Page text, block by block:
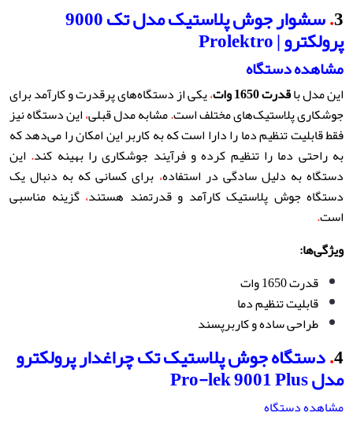
3
. سشوار جوش پلاستیک مدل تک 9000
پرولکترو| Prolektro
مشاهده دستگاه
این مدل باقدرت 1650 وات ،یکی از دستگاه‌های پرقدرت و کارآمد برای
جوشکاری پلاستیک‌های مختلف است.مشابه مدل قبلی،این دستگاه نیز
فقط قابلیت تنظیم دما را دارا است که به کاربر این امکان را می‌دهد که
به راحتی دما را تنظیم کرده و فرآیند جوشکاری را بهینه کند. این
دستگاه به دلیل سادگی در استفاده، برای کسانی که به دنبال یک
دستگاه جوش پلاستیک کارآمد و قدرتمند هستند، گزینه مناسبی
است.
ویژگی‌ها:
قدرت 1650 وات
قابلیت تنظیم دما
طراحی ساده و کاربرپسند
4
.دستگاه جوش پلاستیک تک چراغدار پرولکترو
مدل
مشاهده دستگاه